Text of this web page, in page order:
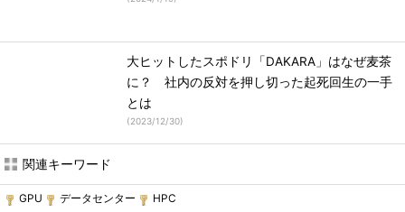
大ヒットしたスポドリ「DAKARA」はなぜ麦茶
に？ 社内の反対を押し切った起死回生の一手
とは
(2023/12/30)
関連キーワード
GPU データセンター HPC